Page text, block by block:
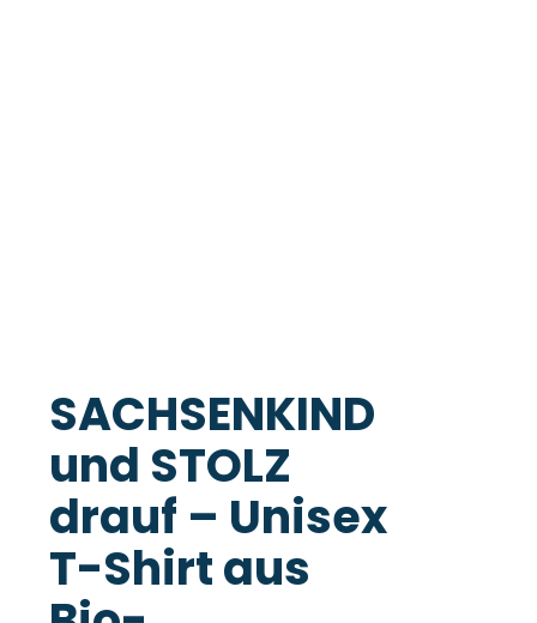
SACHSENKIND
und STOLZ
drauf – Unisex
T-Shirt aus